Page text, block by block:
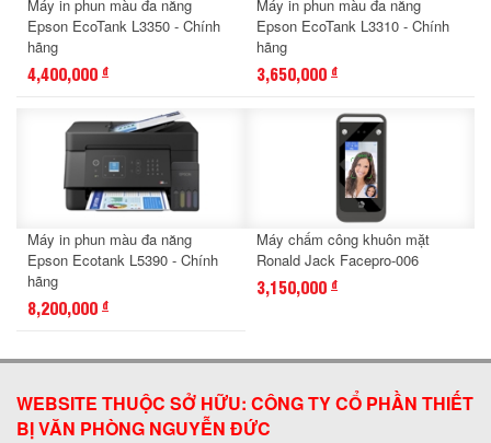
Máy in phun màu đa năng
Epson EcoTank L3350 - Chính
hãng
4,400,000 đ
Máy in phun màu đa năng
Epson EcoTank L3310 - Chính
hãng
3,650,000 đ
Máy in phun màu đa năng
Epson Ecotank L5390 - Chính
hãng
8,200,000 đ
Máy chấm công khuôn mặt
Ronald Jack Facepro-006
3,150,000 đ
WEBSITE THUỘC SỞ HỮU: CÔNG TY CỔ PHẦN THIẾT
BỊ VĂN PHÒNG NGUYỄN ĐỨC